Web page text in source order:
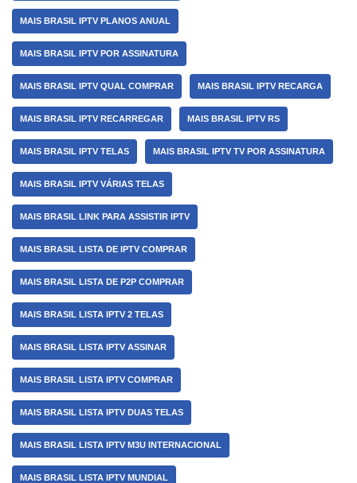
MAIS BRASIL IPTV PLANOS ANUAL
MAIS BRASIL IPTV POR ASSINATURA
MAIS BRASIL IPTV QUAL COMPRAR MAIS BRASIL IPTV RECARGA
MAIS BRASIL IPTV RECARREGAR MAIS BRASIL IPTV RS
MAIS BRASIL IPTV TELAS MAIS BRASIL IPTV TV POR ASSINATURA
MAIS BRASIL IPTV VÁRIAS TELAS
MAIS BRASIL LINK PARA ASSISTIR IPTV
MAIS BRASIL LISTA DE IPTV COMPRAR
MAIS BRASIL LISTA DE P2P COMPRAR
MAIS BRASIL LISTA IPTV 2 TELAS
MAIS BRASIL LISTA IPTV ASSINAR
MAIS BRASIL LISTA IPTV COMPRAR
MAIS BRASIL LISTA IPTV DUAS TELAS
MAIS BRASIL LISTA IPTV M3U INTERNACIONAL
MAIS BRASIL LISTA IPTV MUNDIAL